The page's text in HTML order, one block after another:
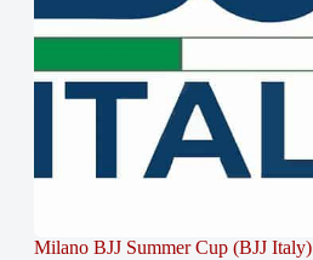
Milano BJJ Summer Cup (BJJ Italy)